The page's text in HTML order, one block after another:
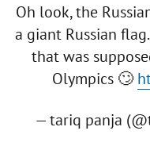
Oh look, the
a giant Russian
that was
Olympics 🙄
— tariq panja